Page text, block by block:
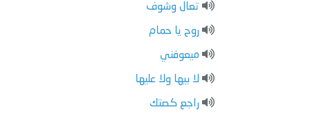
تعال وشوف
روح يا حمام
ميعوفني
لا بيها ولا عليها
راجع كصتك